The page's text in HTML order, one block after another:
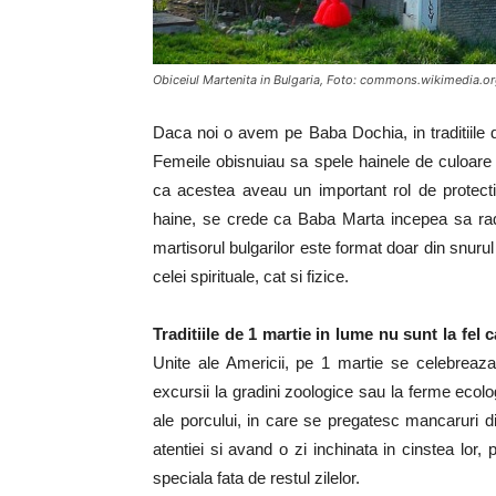
Obiceiul Martenita in Bulgaria, Foto:
Daca noi o avem pe Baba Dochia, in
Femeile obisnuiau sa spele hainele de
ca acestea aveau un important rol de
haine, se crede ca Baba Marta incepea sa
martisorul bulgarilor este format doar din
celei spirituale, cat si fizice.
Traditiile de 1 martie in lume nu sunt la fel
Unite ale Americii, pe 1 martie se
excursii la gradini zoologice sau la ferme
ale porcului, in care se pregatesc mancaruri
atentiei si avand o zi inchinata in cinstea lor,
speciala fata de restul zilelor.